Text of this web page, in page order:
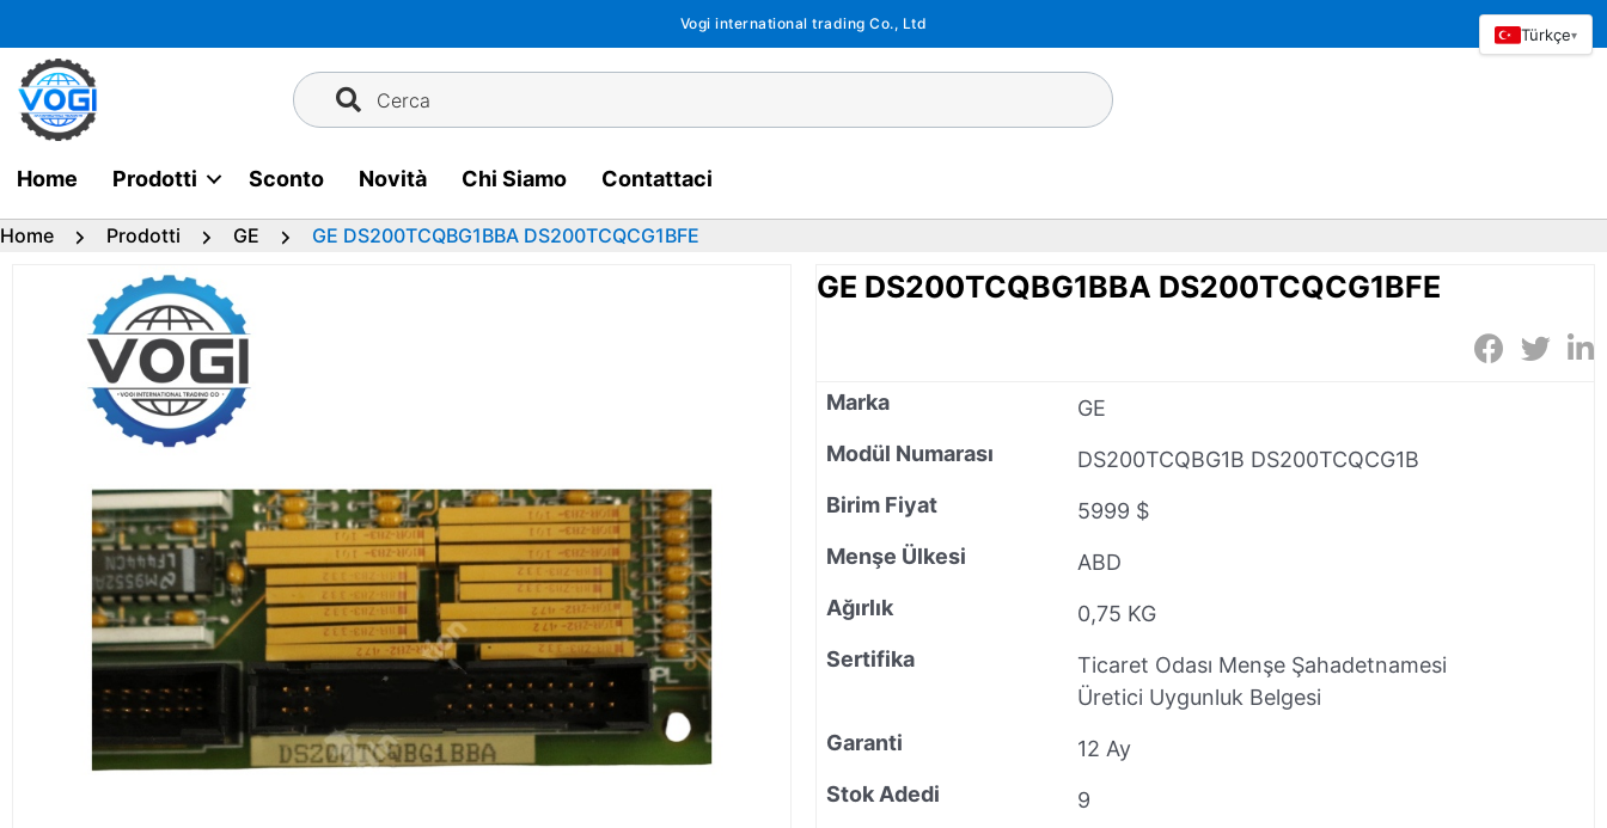
al
contenuto
Vogi international trading Co., Ltd
Cerca
Home Prodotti Sconto Novità Chi Siamo Contattaci
Home Prodotti GE GE DS200TCQBG1BBA DS200TCQCG1BFE
GE DS200TCQBG1BBA DS200TCQCG1BFE
Marka
GE
Modül Numarası
DS200TCQBG1B DS200TCQCG1B
Birim Fiyat
5999 $
Menşe Ülkesi
ABD
Ağırlık
0,75 KG
Sertifika
Ticaret Odası Menşe Şahadetnamesi
Üretici Uygunluk Belgesi
Garanti
12 Ay
Stok Adedi
9
Türkçe▾